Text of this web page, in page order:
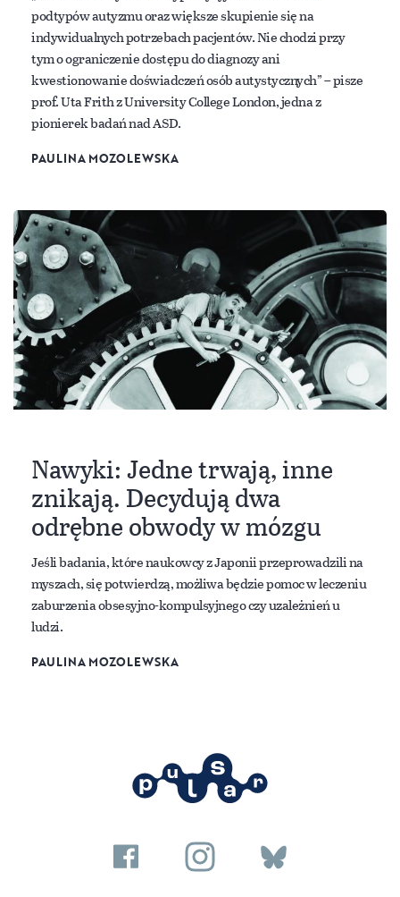
podtypów autyzmu oraz większe skupienie się na
indywidualnych potrzebach pacjentów. Nie chodzi przy
tym o ograniczenie dostępu do diagnozy ani
kwestionowanie doświadczeń osób autystycznych” – pisze
prof. Uta Frith z University College London, jedna z
pionierek badań nad ASD.
PAULINA MOZOLEWSKA
Nawyki: Jedne trwają, inne
znikają. Decydują dwa
odrębne obwody w mózgu
Jeśli badania, które naukowcy z Japonii przeprowadzili na
myszach, się potwierdzą, możliwa będzie pomoc w leczeniu
zaburzenia obsesyjno-kompulsyjnego czy uzależnień u
ludzi.
PAULINA MOZOLEWSKA